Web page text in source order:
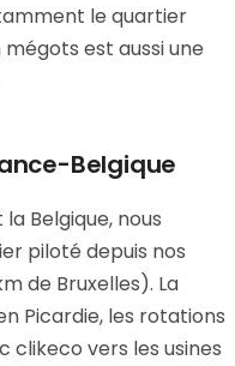
le quartier
est aussi une
Belgique
Belgique, nous
piloté depuis nos
de Bruxelles). La
Picardie, les rotations
clikeco vers les usines